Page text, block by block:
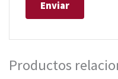
Productos